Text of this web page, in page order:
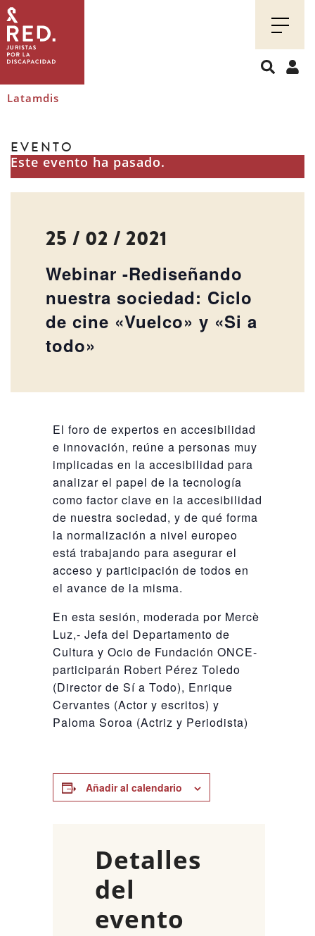
Juristas
por
la
discapacidad
Latamdis
EVENTO
Este evento ha pasado.
25 / 02 / 2021
Webinar -Rediseñando
nuestra sociedad: Ciclo
de cine «Vuelco» y «Si a
todo»
El foro de expertos en accesibilidad
e innovación, reúne a personas muy
implicadas en la accesibilidad para
analizar el papel de la tecnología
como factor clave en la accesibilidad
de nuestra sociedad, y de qué forma
la normalización a nivel europeo
está trabajando para asegurar el
acceso y participación de todos en
el avance de la misma.
En esta sesión, moderada por Mercè
Luz,- Jefa del Departamento de
Cultura y Ocio de Fundación ONCE-
participarán Robert Pérez Toledo
(Director de Sí a Todo), Enrique
Cervantes (Actor y escritos) y
Paloma Soroa (Actriz y Periodista)
Añadir al calendario
Detalles
del
evento